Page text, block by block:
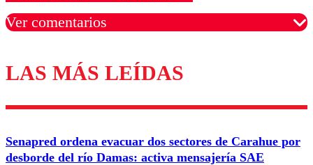
Ver comentarios
Los comentarios son moderados para garantizar un
diálogo respetuoso.
Correo
LAS MÁS LEÍDAS
Senapred ordena evacuar dos sectores de Carahue por
desborde del río Damas: activa mensajería SAE